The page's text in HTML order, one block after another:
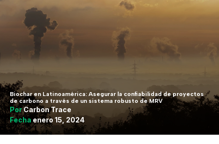
Biochar en Latinoamérica: Asegurar la confiabilidad de proyectos
de carbono a través de un sistema robusto de MRV
PorCarbon Trace
Fecha enero 15, 2024